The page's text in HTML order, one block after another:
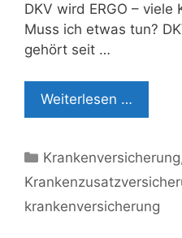
DKV wird ERGO –
Muss ich etwas tun?
gehört seit …
Weiterlesen …
Kategorien
Krankenversicherung
krankenversicherung